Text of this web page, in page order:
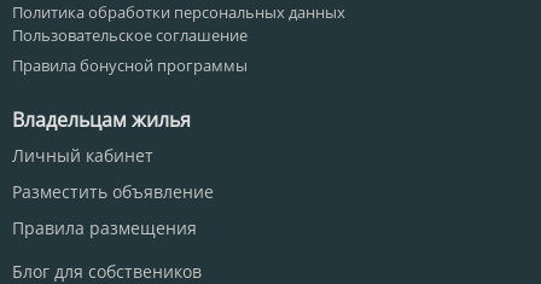
Политика обработки персональных данных
Пользовательское соглашение
Правила бонусной программы
Владельцам жилья
Личный кабинет
Разместить объявление
Правила размещения
Блог для собствеников